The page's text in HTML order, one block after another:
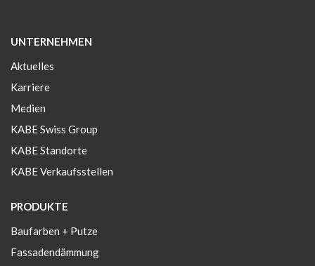
UNTERNEHMEN
Aktuelles
Karriere
Medien
KABE Swiss Group
KABE Standorte
KABE Verkaufsstellen
PRODUKTE
Baufarben + Putze
Fassadendämmung